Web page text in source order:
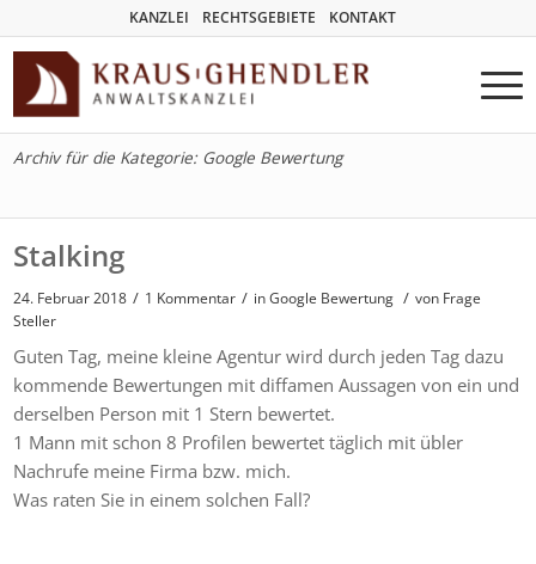
KANZLEI RECHTSGEBIETE KONTAKT
Archiv für die Kategorie: Google Bewertung
Stalking
24. Februar 2018 / 1 Kommentar / inGoogle Bewertung / von Frage
Steller
Guten Tag, meine kleine Agentur wird durch jeden Tag dazu
kommende Bewertungen mit diffamen Aussagen von ein und
derselben Person mit 1 Stern bewertet.
1 Mann mit schon 8 Profilen bewertet täglich mit übler
Nachrufe meine Firma bzw. mich.
Was raten Sie in einem solchen Fall?